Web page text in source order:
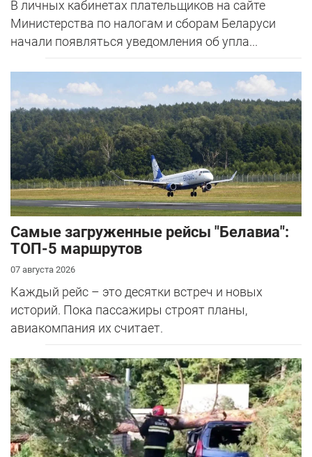
В личных кабинетах плательщиков на сайте
Министерства по налогам и сборам Беларуси
начали появляться уведомления об упла...
Самые загруженные рейсы "Белавиа":
ТОП-5 маршрутов
07 августа 2026
Каждый рейс – это десятки встреч и новых
историй. Пока пассажиры строят планы,
авиакомпания их считает.